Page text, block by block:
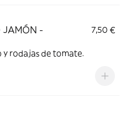
JAMÓN -
7,50 €
y rodajas de tomate.